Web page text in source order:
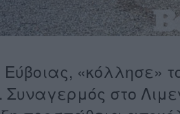
«κόλλησε»
στο